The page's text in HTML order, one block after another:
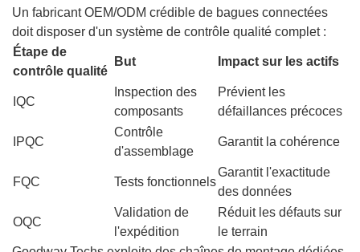
Un fabricant OEM/ODM crédible de bagues connectées
doit disposer d'un système de contrôle qualité complet :
Étape de
contrôle qualité
But Impact sur les actifs
IQC
Inspection des
composants
Prévient les
défaillances précoces
IPQC
Contrôle
d'assemblage
Garantit la cohérence
FQC Tests fonctionnels
Garantit l'exactitude
des données
OQC
Validation de
l'expédition
Réduit les défauts sur
le terrain